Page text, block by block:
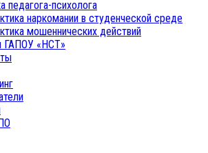
педагога-психолога
наркомании в студенческой среде
мошеннических действий
ГАПОУ «НСТ»